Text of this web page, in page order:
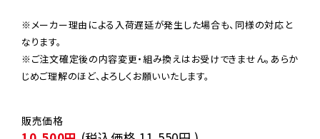
※メーカー理由による入荷遅延が発生した場合も、同様の対応と
なります。
※ご注文確定後の内容変更・組み換えはお受けできません。あらか
じめご理解のほど、よろしくお願いいたします。